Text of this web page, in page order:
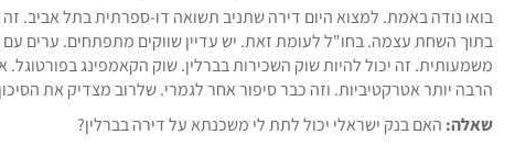
בואו נודה באמת. למצוא היום דירה שתניב תשואה דו-ספרתית בתל אביב.
בתוך השחת עצמה. בחו"ל לעומת זאת. יש עדיין שווקים מתפתחים. ערים עם
משמעותית. זה יכול להיות שוק השכירות בברלין. שוק הקאמפינג בפורטוגל.
הרבה יותר אטרקטיביות. וזה כבר סיפור אחר לגמרי. שלרוב מצדיק את
שאלה: האם בנק ישראלי יכול לתת לי משכנתא על דירה בברלין?